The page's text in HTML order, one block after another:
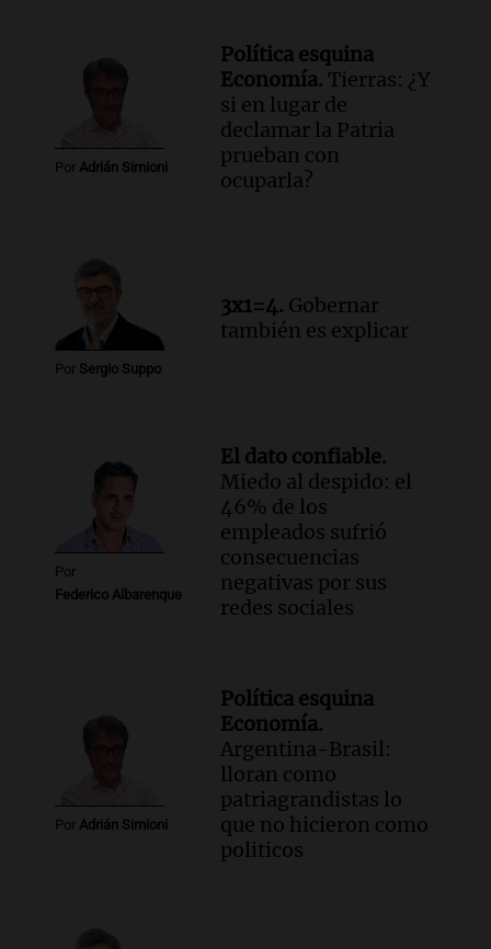
en su intento por retomar la iniciativa
política
Cuadro de situación
Por Adrián Simioni
Política esquina
Economía. Tierras: ¿Y
si en lugar de
declamar la Patria
prueban con
ocuparla?
Por Sergio Suppo
3x1=4. Gobernar
también es explicar
Por
Federico Albarenque
El dato confiable.
Miedo al despido: el
46% de los
empleados sufrió
consecuencias
negativas por sus
redes sociales
Por Adrián Simioni
Política esquina
Economía.
Argentina-Brasil:
lloran como
patriagrandistas lo
que no hicieron como
politicos